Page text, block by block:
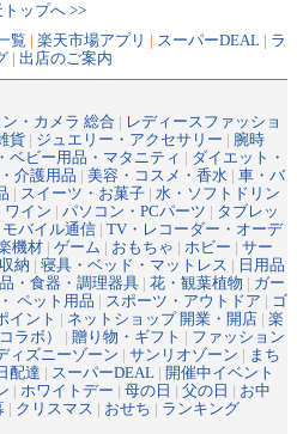
ップへ >>
覧 | 楽天市場アプリ | スーパーDEAL | ラ
| 出店のご案内
・カメラ 総合 | レディースファッショ
貨 | ジュエリー・アクセサリー | 腕時
ベビー用品・マタニティ | ダイエット・
介護用品 | 美容・コスメ・香水 | 車・バ
| スイーツ・お菓子 | 水・ソフトドリン
ワイン | パソコン・PCパーツ | タブレッ
バイル通信 | TV・レコーダー・オーデ
機材 | ゲーム | おもちゃ | ホビー | サー
納 | 寝具・ベッド・マットレス | 日用品
・食器・調理器具 | 花・観葉植物 | ガー
ペット用品 | スポーツ・アウトドア | ゴ
イント | ネットショップ 開業・開店 | 楽
ラボ） | 贈り物・ギフト | ファッション
ィズニーゾーン | サンリオゾーン | まち
配達 | スーパーDEAL | 開催中イベント
| ホワイトデー | 母の日 | 父の日 | お中
| クリスマス | おせち | ランキング